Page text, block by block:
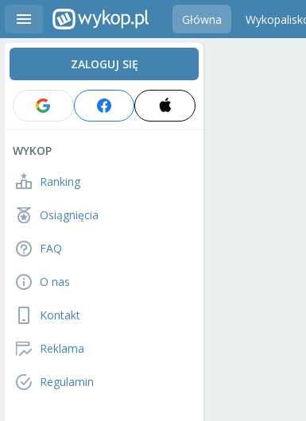
Główna
ZALOGUJ SIĘ
WYKOP
Ranking
Osiągnięcia
FAQ
O nas
Kontakt
Reklama
Regulamin